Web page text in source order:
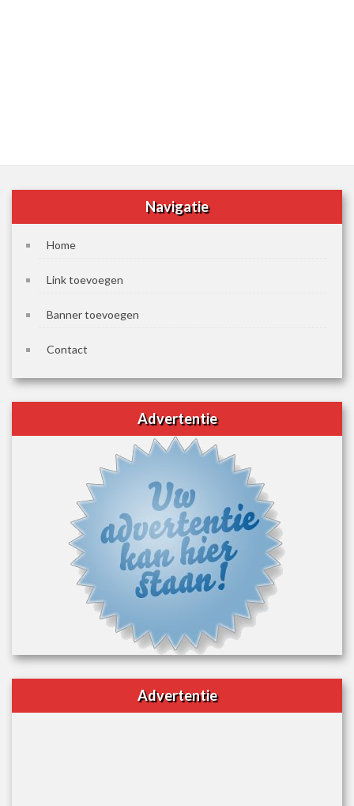
Navigatie
Home
Link toevoegen
Banner toevoegen
Contact
Advertentie
Advertentie